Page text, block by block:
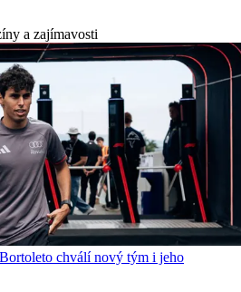
a zajímavosti
chválí nový tým i jeho